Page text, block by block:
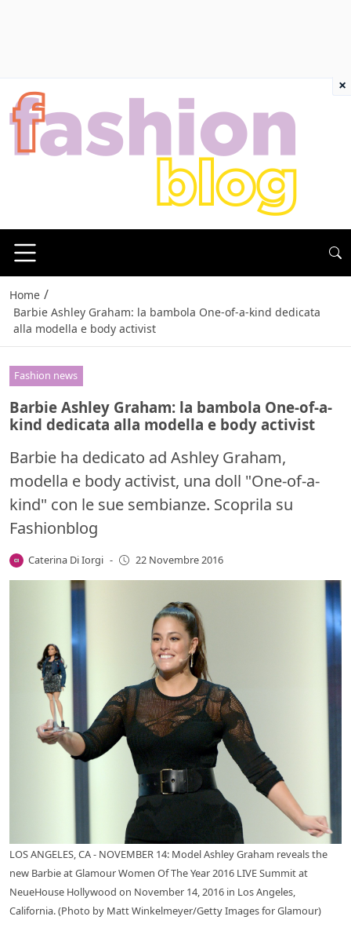
Home /
Barbie Ashley Graham: la bambola One-of-a-kind dedicata
alla modella e body activist
Fashion news
Barbie Ashley Graham: la bambola One-of-a-
kind dedicata alla modella e body activist
Barbie ha dedicato ad Ashley Graham,
modella e body activist, una doll "One-of-a-
kind" con le sue sembianze. Scoprila su
Fashionblog
Caterina Di Iorgi - 22 Novembre 2016
LOS ANGELES, CA - NOVEMBER 14: Model Ashley Graham reveals the
new Barbie at Glamour Women Of The Year 2016 LIVE Summit at
NeueHouse Hollywood on November 14, 2016 in Los Angeles,
California. (Photo by Matt Winkelmeyer/Getty Images for Glamour)
×